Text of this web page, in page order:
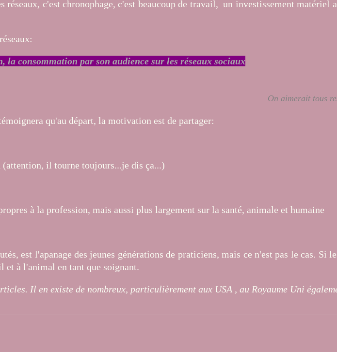
c'est chronophage, c'est beaucoup de travail, un investissement
consommation par son audience sur les réseaux sociaux
On aimerait tous
qu'au départ, la motivation est de partager:
il tourne toujours...je dis ça...)
à la profession, mais aussi plus largement sur la santé, animale et humaine
est l'apanage des jeunes générations de praticiens, mais ce n'est pas le cas.
et à l'animal en tant que soignant.
Il en existe de nombreux, particulièrement aux USA , au Royaume Uni